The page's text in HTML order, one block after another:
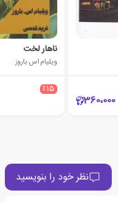
360،000
ناهار لخت
ویلیام اس باروز
٪15
نظر خود را بنویسید